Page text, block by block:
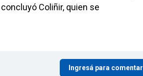
Coliñir, quien se
Ingresá para comentar